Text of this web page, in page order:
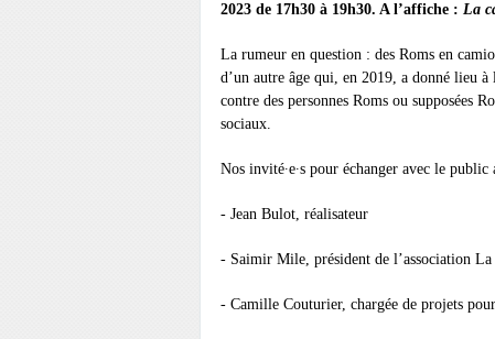
2023 de 17h30 à 19h30. A l’affiche : La
La rumeur en question : des Roms en
d’un autre âge qui, en 2019, a donné lieu
contre des personnes Roms ou supposées
sociaux.
Nos invité∙e∙s pour échanger avec le
- Jean Bulot, réalisateur
- Saimir Mile, président de l’association
- Camille Couturier, chargée de projets